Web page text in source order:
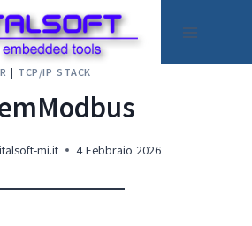
| TCP/IP STACK
mi.it 4 Febbraio 2026